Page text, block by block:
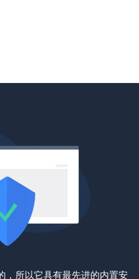
所以它具有最先进的内置安